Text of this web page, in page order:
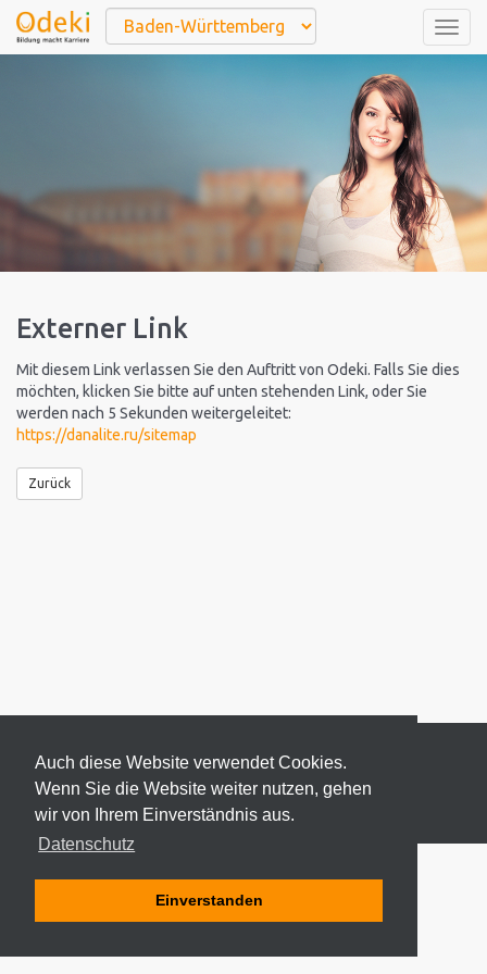
Auch diese Website verwendet Cookies.
Wenn Sie die Website weiter nutzen, gehen
wir von Ihrem Einverständnis aus.
Datenschutz
Einverstanden
Externer Link
Mit diesem Link verlassen Sie den Auftritt von Odeki. Falls Sie dies
möchten, klicken Sie bitte auf unten stehenden Link, oder Sie
werden nach 5 Sekunden weitergeleitet:
https://danalite.ru/sitemap
Zurück
© 2026 ODEKI - ALLE RECHTE VORBEHALTEN